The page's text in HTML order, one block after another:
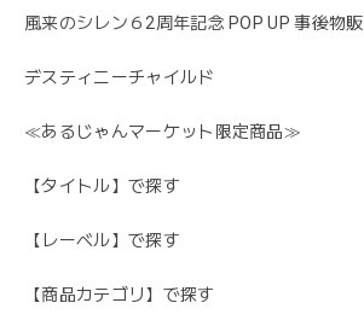
風来のシレン６2周年記念 POP UP 事後物販
デスティニーチャイルド
≪あるじゃんマーケット限定商品≫
【タイトル】で探す
【レーベル】で探す
【商品カテゴリ】で探す